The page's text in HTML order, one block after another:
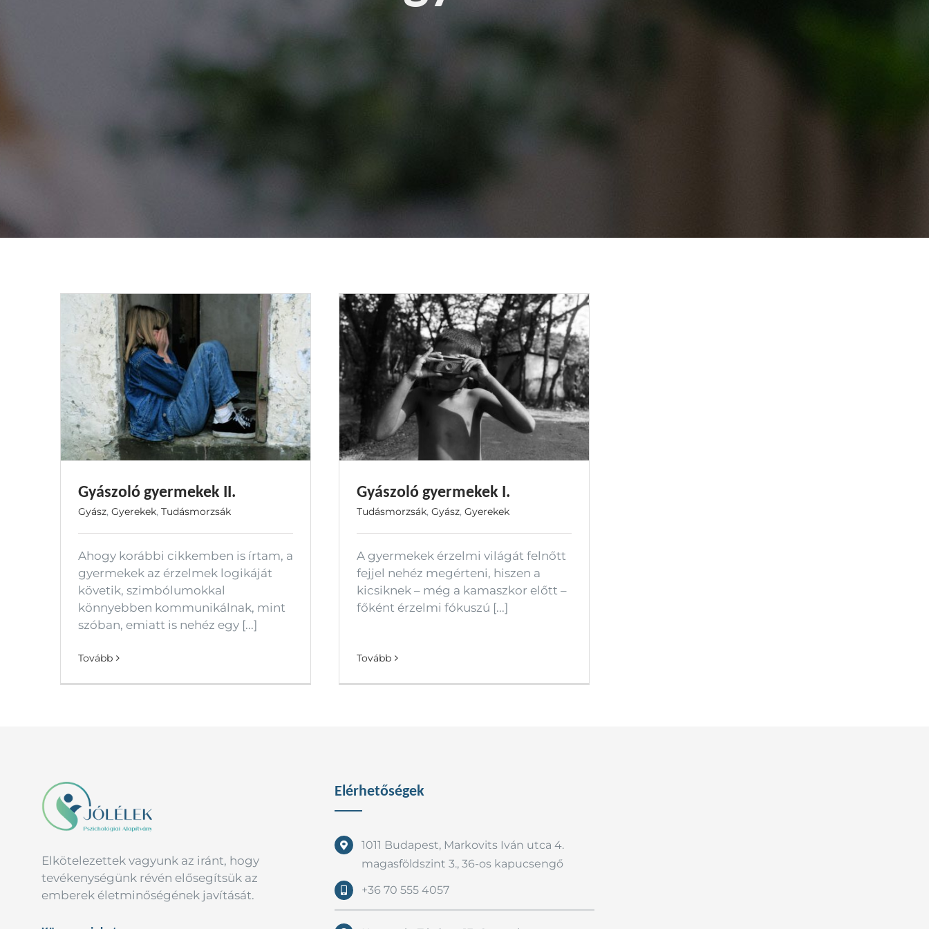
Gyászoló gyermekek II.
Gyász, Gyerekek, Tudásmorzsák
Ahogy korábbi cikkemben is írtam, a
gyermekek az érzelmek logikáját
követik, szimbólumokkal
könnyebben kommunikálnak, mint
szóban, emiatt is nehéz egy [...]
Tovább
Gyászoló gyermekek I.
Tudásmorzsák, Gyász, Gyerekek
A gyermekek érzelmi világát felnőtt
fejjel nehéz megérteni, hiszen a
kicsiknek – még a kamaszkor előtt –
főként érzelmi fókuszú [...]
Tovább
Elkötelezettek vagyunk az iránt, hogy
tevékenységünk révén elősegítsük az
emberek életminőségének javítását.
Elérhetőségek
1011 Budapest, Markovits Iván utca 4.
magasföldszint 3., 36-os kapucsengő
+36 70 555 4057